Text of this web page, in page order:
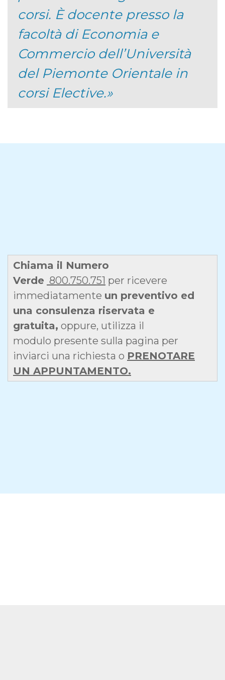
corsi. È docente presso la
facoltà di Economia e
Commercio dell’Università
del Piemonte Orientale in
corsi Elective.
Chiama il Numero
Verde 800.750.751 per ricevere
immediatamente un preventivo ed
una consulenza riservata e
gratuita, oppure, utilizza il
modulo presente sulla pagina per
inviarci una richiesta o PRENOTARE
UN APPUNTAMENTO.